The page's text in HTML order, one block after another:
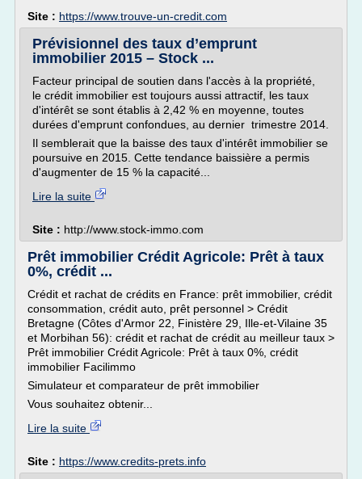
Site : https://www.trouve-un-credit.com
Prévisionnel des taux d’emprunt
immobilier 2015 – Stock ...
Facteur principal de soutien dans l'accès à la propriété,
le crédit immobilier est toujours aussi attractif, les taux
d'intérêt se sont établis à 2,42 % en moyenne, toutes
durées d'emprunt confondues, au dernier trimestre 2014.
Il semblerait que la baisse des taux d'intérêt immobilier se
poursuive en 2015. Cette tendance baissière a permis
d'augmenter de 15 % la capacité...
Lire la suite
Site : http://www.stock-immo.com
Prêt immobilier Crédit Agricole: Prêt à taux
0%, crédit ...
Crédit et rachat de crédits en France: prêt immobilier, crédit
consommation, crédit auto, prêt personnel > Crédit
Bretagne (Côtes d'Armor 22, Finistère 29, Ille-et-Vilaine 35
et Morbihan 56): crédit et rachat de crédit au meilleur taux >
Prêt immobilier Crédit Agricole: Prêt à taux 0%, crédit
immobilier Facilimmo
Simulateur et comparateur de prêt immobilier
Vous souhaitez obtenir...
Lire la suite
Site : https://www.credits-prets.info